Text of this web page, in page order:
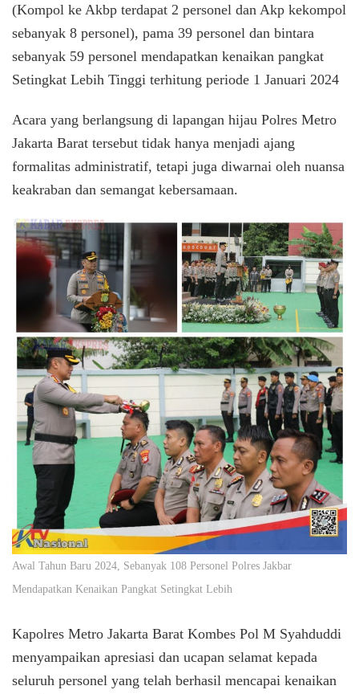
(Kompol ke Akbp terdapat 2 personel dan Akp kekompol
sebanyak 8 personel), pama 39 personel dan bintara
sebanyak 59 personel mendapatkan kenaikan pangkat
Setingkat Lebih Tinggi terhitung periode 1 Januari 2024
Acara yang berlangsung di lapangan hijau Polres Metro
Jakarta Barat tersebut tidak hanya menjadi ajang
formalitas administratif, tetapi juga diwarnai oleh nuansa
keakraban dan semangat kebersamaan.
Awal Tahun Baru 2024, Sebanyak 108 Personel Polres Jakbar
Mendapatkan Kenaikan Pangkat Setingkat Lebih
Kapolres Metro Jakarta Barat Kombes Pol M Syahduddi
menyampaikan apresiasi dan ucapan selamat kepada
seluruh personel yang telah berhasil mencapai kenaikan